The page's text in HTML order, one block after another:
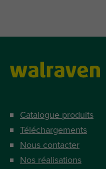
Catalogue produits
Téléchargements
Nous contacter
Nos réalisations